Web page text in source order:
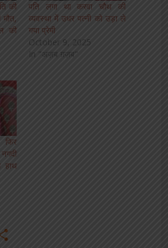
की
मौत,
की
पति लगा था करवा चौथ की
व्यवस्था में उधर पत्नी को उड़ा ले
गया प्रेमी
October 9, 2025
In "अज़ब ग़ज़ब"
फिर